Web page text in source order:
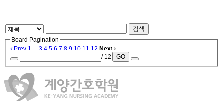
검색
Board Pagination
Prev 1 ... 3 4 5 6 7 8 9 10 11 12 Next
/ 12
GO